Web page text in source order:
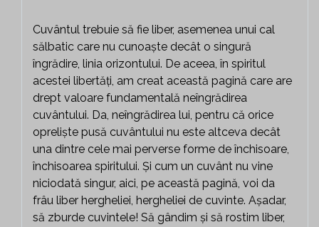
Cuvântul trebuie să fie liber, asemenea unui cal
sălbatic care nu cunoaște decât o singură
îngrădire, linia orizontului. De aceea, în spiritul
acestei libertăți, am creat această pagină care are
drept valoare fundamentală neîngrădirea
cuvântului. Da, neîngrădirea lui, pentru că orice
opreliște pusă cuvântului nu este altceva decât
una dintre cele mai perverse forme de închisoare,
închisoarea spiritului. Și cum un cuvânt nu vine
niciodată singur, aici, pe această pagină, voi da
frâu liber hergheliei, hergheliei de cuvinte. Așadar,
să zburde cuvintele! Să gândim și să rostim liber,